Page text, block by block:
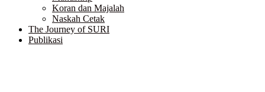
Koran dan Majalah
Naskah Cetak
The Journey of SURI
Publikasi